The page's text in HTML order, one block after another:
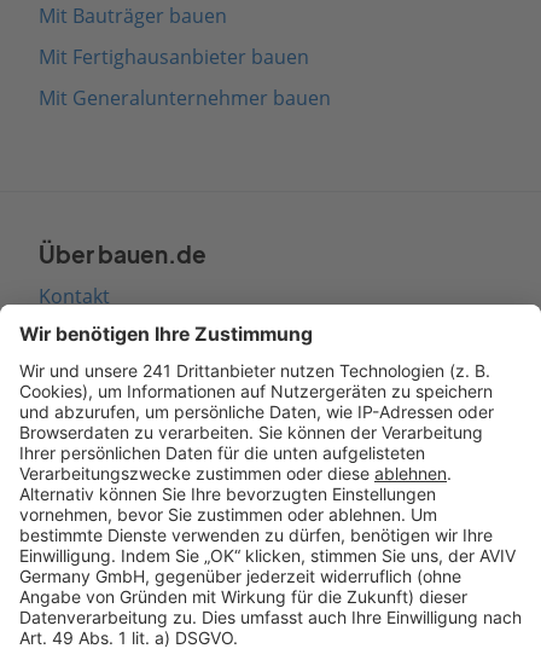
Mit Bauträger bauen
Mit Fertighausanbieter bauen
Mit Generalunternehmer bauen
Über bauen.de
Kontakt
Seitenaufbau
Barrierefreiheit
Cookie Einstellungen
Rechtliches
AGB-Übersicht
Datenschutz
Impressum